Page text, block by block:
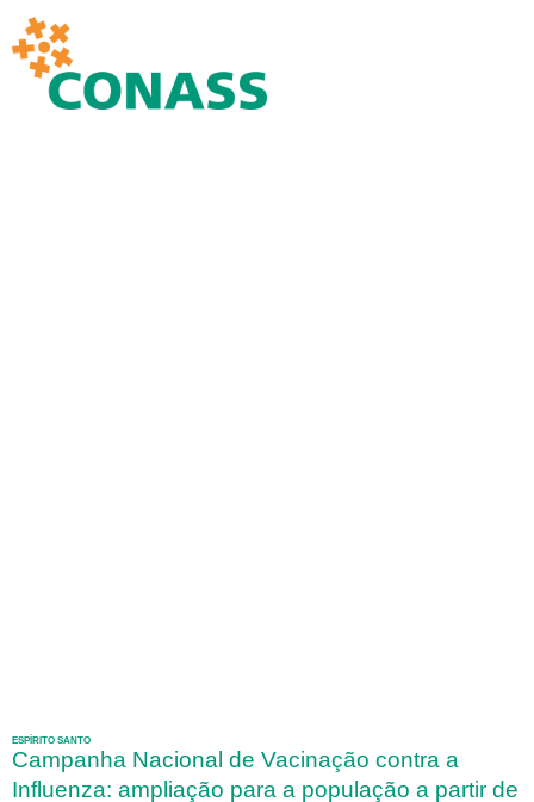
ESPÍRITO SANTO
Campanha Nacional de Vacinação contra a
Influenza: ampliação para a população a partir de